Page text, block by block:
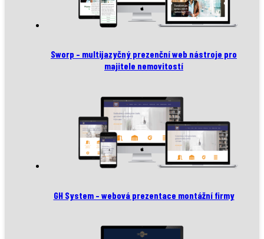
Sworp – multijazyčný prezenční web nástroje pro
majitele nemovitostí
GH System – webová prezentace montážní firmy